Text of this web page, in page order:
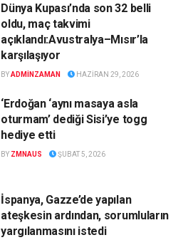
Dünya Kupası’nda son 32 belli
oldu, maç takvimi
açıklandı:Avustralya–Mısır’la
karşılaşıyor
BYADMINZAMAN HAZIRAN 29, 2026
‘Erdoğan ‘aynı masaya asla
oturmam’ dediği Sisi’ye togg
hediye etti
BY ZMNAUS ŞUBAT 5, 2026
İspanya, Gazze’de yapılan
ateşkesin ardından, sorumluların
yargılanmasını istedi